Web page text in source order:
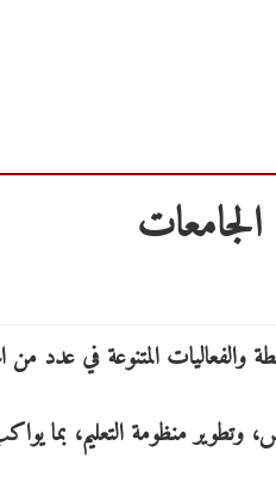
وتطوير منظومة التعليم، بما